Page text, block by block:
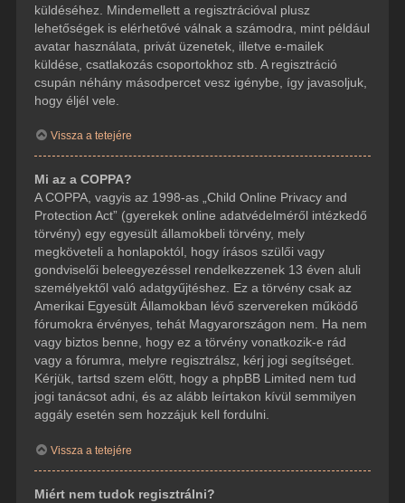
küldéséhez. Mindemellett a regisztrációval plusz
lehetőségek is elérhetővé válnak a számodra, mint például
avatar használata, privát üzenetek, illetve e-mailek
küldése, csatlakozás csoportokhoz stb. A regisztráció
csupán néhány másodpercet vesz igénybe, így javasoljuk,
hogy éljél vele.
Vissza a tetejére
Mi az a COPPA?
A COPPA, vagyis az 1998-as „Child Online Privacy and
Protection Act” (gyerekek online adatvédelméről intézkedő
törvény) egy egyesült államokbeli törvény, mely
megköveteli a honlapoktól, hogy írásos szülői vagy
gondviselői beleegyezéssel rendelkezzenek 13 éven aluli
személyektől való adatgyűjtéshez. Ez a törvény csak az
Amerikai Egyesült Államokban lévő szervereken működő
fórumokra érvényes, tehát Magyarországon nem. Ha nem
vagy biztos benne, hogy ez a törvény vonatkozik-e rád
vagy a fórumra, melyre regisztrálsz, kérj jogi segítséget.
Kérjük, tartsd szem előtt, hogy a phpBB Limited nem tud
jogi tanácsot adni, és az alább leírtakon kívül semmilyen
aggály esetén sem hozzájuk kell fordulni.
Vissza a tetejére
Miért nem tudok regisztrálni?